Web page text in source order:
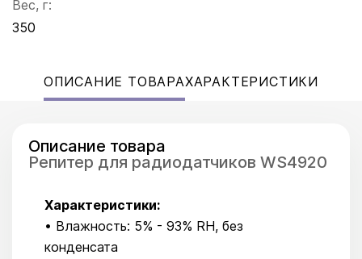
Вес, г:
350
ОПИСАНИЕ ТОВАРАХАРАКТЕРИСТИКИ
Описание товара
Репитер для радиодатчиков WS4920
Характеристики:
• Влажность: 5% - 93% RH, без
конденсата